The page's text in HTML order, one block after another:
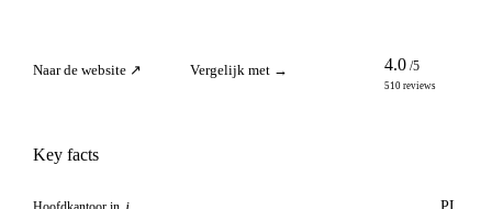
Naar de website ↗ Vergelijk met → 4.0 /5
510 reviews
Key facts
i